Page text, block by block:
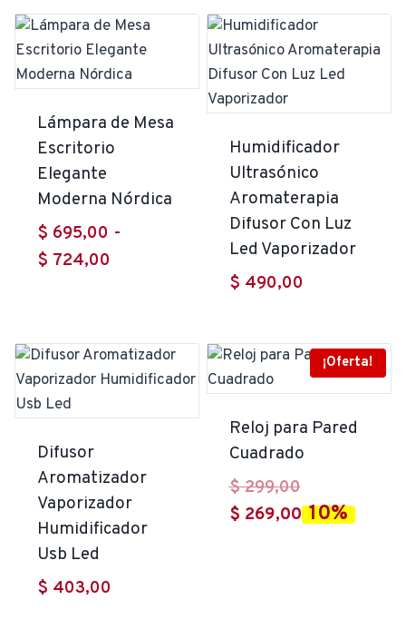
$ 1.597,00.
desde
$ 1.397,00
$ 1.955,00
Lámpara de Mesa
Escritorio
Elegante
Moderna Nórdica
$ 695,00 -
$ 724,00Rango
desde
$ 695,00
$ 724,00
Humidificador
Ultrasónico
Aromaterapia
Difusor Con Luz
Led Vaporizador
$ 490,00
Difusor
Aromatizador
Vaporizador
Humidificador
Usb Led
$ 403,00
¡Oferta!
Reloj para Pared
Cuadrado
$299,00El
precio
$ 269,00El10%